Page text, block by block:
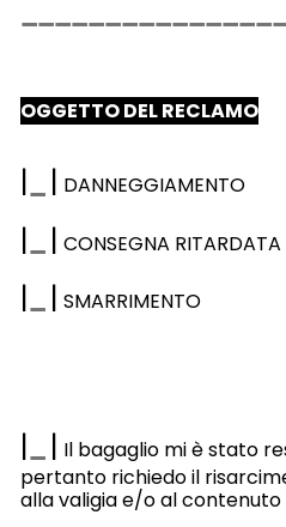
OGGETTO DEL RECLAMO
| | DANNEGGIAMENTO
| | CONSEGNA RITARDATA
| | SMARRIMENTO
| | Il bagaglio mi è stato
pertanto richiedo il
alla valigia e/o al contenuto